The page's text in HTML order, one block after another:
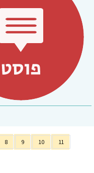
8 9 10 11